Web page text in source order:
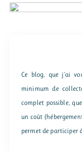
Ce blog, que j'ai
minimum de
complet possible,
un coût
permet de participer